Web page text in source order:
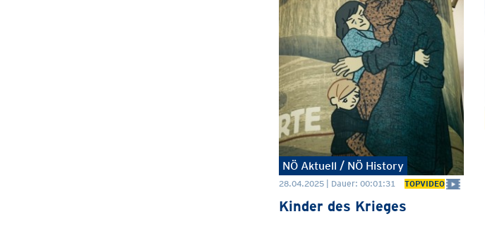
NÖ Aktuell / NÖ History
28.04.2025 | Dauer: 00:01:31 TOPVIDEO
Kinder des Krieges